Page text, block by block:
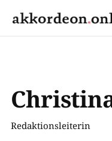
Redaktionsleiterin